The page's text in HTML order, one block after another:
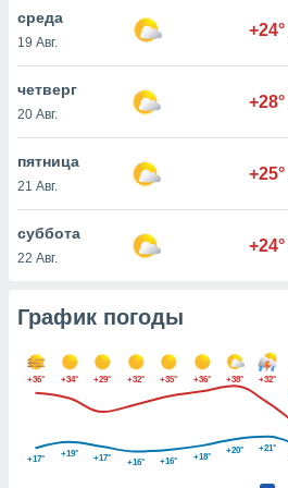
вы
установки
веб-
или
как
среда
19 Авг.
+24°
четверг
20 Авг.
+28°
пятница
21 Авг.
+25°
суббота
22 Авг.
+24°
График погоды
+36° +34° +29° +32° +35° +36° +38°
+32°
+17°
+19° +17° +16° +16° +18°
+20°
+21°